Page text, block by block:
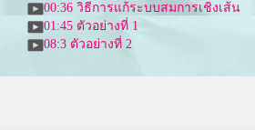
00:36 วิธีการแก้ระบบสมการเชิงเส้น
01:45 ตัวอย่างที่ 1
08:3 ตัวอย่างที่ 2